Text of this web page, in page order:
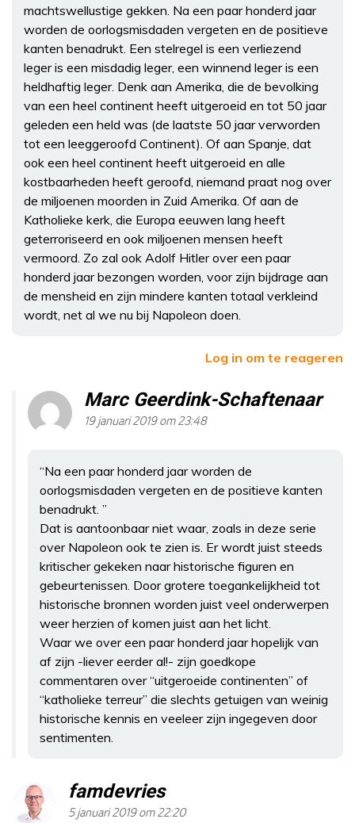
machtswellustige gekken. Na een paar honderd jaar
worden de oorlogsmisdaden vergeten en de positieve
kanten benadrukt. Een stelregel is een verliezend
leger is een misdadig leger, een winnend leger is een
heldhaftig leger. Denk aan Amerika, die de bevolking
van een heel continent heeft uitgeroeid en tot 50 jaar
geleden een held was (de laatste 50 jaar verworden
tot een leeggeroofd Continent). Of aan Spanje, dat
ook een heel continent heeft uitgeroeid en alle
kostbaarheden heeft geroofd, niemand praat nog over
de miljoenen moorden in Zuid Amerika. Of aan de
Katholieke kerk, die Europa eeuwen lang heeft
geterroriseerd en ook miljoenen mensen heeft
vermoord. Zo zal ook Adolf Hitler over een paar
honderd jaar bezongen worden, voor zijn bijdrage aan
de mensheid en zijn mindere kanten totaal verkleind
wordt, net al we nu bij Napoleon doen.
Log in om te reageren
Marc Geerdink-Schaftenaar
19 januari 2019 om 23:48
“Na een paar honderd jaar worden de
oorlogsmisdaden vergeten en de positieve kanten
benadrukt. ”
Dat is aantoonbaar niet waar, zoals in deze serie
over Napoleon ook te zien is. Er wordt juist steeds
kritischer gekeken naar historische figuren en
gebeurtenissen. Door grotere toegankelijkheid tot
historische bronnen worden juist veel onderwerpen
weer herzien of komen juist aan het licht.
Waar we over een paar honderd jaar hopelijk van
af zijn -liever eerder al!- zijn goedkope
commentaren over “uitgeroeide continenten” of
“katholieke terreur” die slechts getuigen van weinig
historische kennis en veeleer zijn ingegeven door
sentimenten.
famdevries
5 januari 2019 om 22:20